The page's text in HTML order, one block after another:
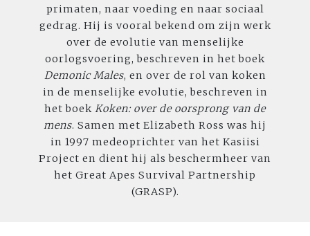
primaten, naar voeding en naar sociaal
gedrag. Hij is vooral bekend om zijn werk
over de evolutie van menselijke
oorlogsvoering, beschreven in het boek
Demonic Males, en over de rol van koken
in de menselijke evolutie, beschreven in
het boek Koken: over de oorsprong van de
mens. Samen met Elizabeth Ross was hij
in 1997 medeoprichter van het Kasiisi
Project en dient hij als beschermheer van
het Great Apes Survival Partnership
(GRASP).